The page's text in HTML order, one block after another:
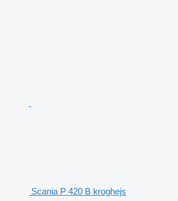
Scania P 420 B kroghejs